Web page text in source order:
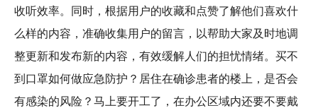
收听效率。同时，根据用户的收藏和点赞了解他们喜欢什
么样的内容，准确收集用户的留言，以帮助大家及时地调
整更新和发布新的内容，有效缓解人们的担忧情绪。买不
到口罩如何做应急防护？居住在确诊患者的楼上，是否会
有感染的风险？马上要开工了，在办公区域内还要不要戴